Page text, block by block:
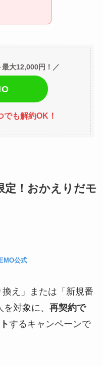
大12,000円！／
も解約OK！
定！おかえりだモ
公式
え」または「新規番
対象に、 再契約で
するキャンペーンで